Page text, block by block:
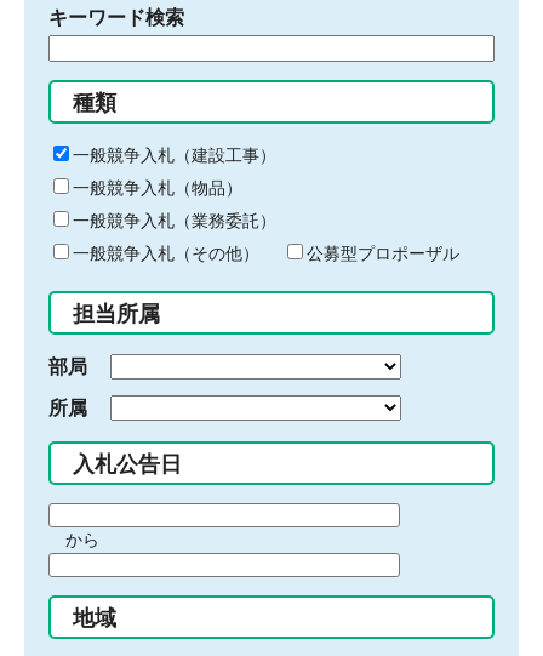
キーワード検索
る
キ
ー
ワ
ー
ド
入
力
種類
一般競争入札（建設工事）
一般競争入札（物品）
一般競争入札（業務委託）
一般競争入札（その他）
公募型プロポーザル
担当所属
部局
所属
入札公告日
間
始
り
から
間
終
地域